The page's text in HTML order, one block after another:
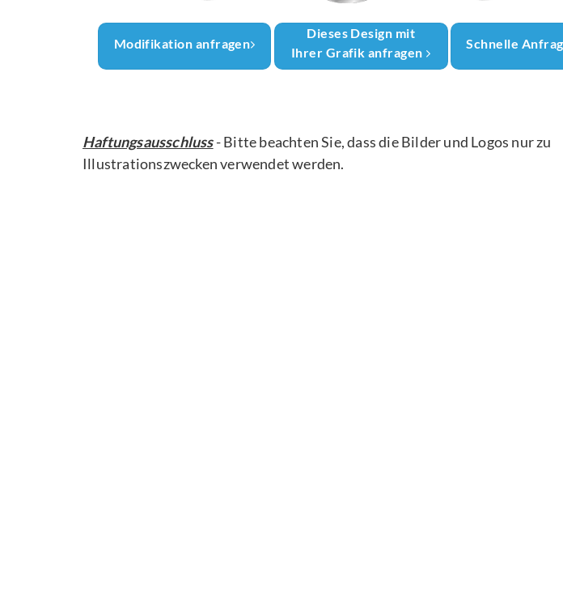
Modifikation anfragen
Dieses Design mit
Ihrer Grafik anfragen
Schnelle
Haftungsausschluss- Bitte beachten Sie, dass die Bilder und Logos nur zu
Illustrationszwecken verwendet werden.